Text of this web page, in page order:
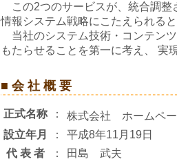
この2つのサービスが、統合調整
情報システム戦略にこたえられると
当社のシステム技術・コンテン
もたらせることを第一に考え、 実
■ 会 社 概 要
正式名称 ：
株式会社 ホームペ
設立年月
：
平成8年11月19日
代 表 者
：
田島 武夫